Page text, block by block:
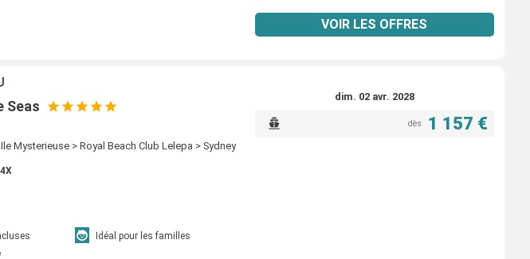
VOIR LES OFFRES
Seas
Mysterieuse > Royal Beach Club Lelepa > Sydney
Idéal pour les familles
dim. 02 avr. 2028
dès 1 157 €